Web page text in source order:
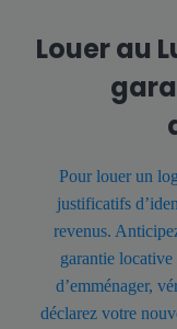
Louer au
Pour louer un
justificatifs
revenus.
garantie locative
d’emménager,
déclarez votre